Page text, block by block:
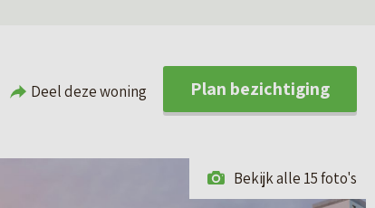
Deel deze woning Plan bezichtiging
Bekijk alle 15 foto's